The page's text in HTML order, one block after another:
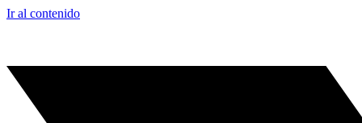
Ir al contenido